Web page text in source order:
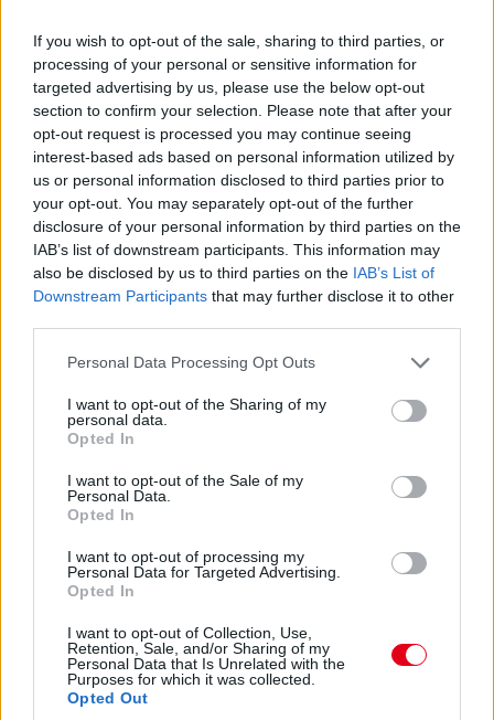
If you wish to opt-out of the sale, sharing to third parties, or
processing of your personal or sensitive information for
targeted advertising by us, please use the below opt-out
section to confirm your selection. Please note that after your
opt-out request is processed you may continue seeing
interest-based ads based on personal information utilized by
us or personal information disclosed to third parties prior to
your opt-out. You may separately opt-out of the further
disclosure of your personal information by third parties on the
IAB’s list of downstream participants. This information may
also be disclosed by us to third parties on the IAB’s List of
Downstream Participants that may further disclose it to other
Please note that this website/app uses one or more Google
not limited to your visit or usage behaviour. You may click to
grant or deny consent to Google and its third-party tags to
use your data for below specified purposes in below Google
consent section.
Personal Data Processing Opt Outs
I want to opt-out of the Sharing of my
personal data.
Opted In
I want to opt-out of the Sale of my
Personal Data.
Opted In
I want to opt-out of processing my
Personal Data for Targeted Advertising.
Opted In
I want to opt-out of Collection, Use,
Retention, Sale, and/or Sharing of my
Personal Data that Is Unrelated with the
Purposes for which it was collected.
Opted Out
költségeket meg kell osztani a 2027-es autó munkálatai között
„Nem tudom, a többiekkel mi a helyzet, de az biztos, hogy egy
ponton döntést kell hoznunk, hogyan egyensúlyozunk az idei és
a jövő év között. Arra számítok, hogy ez hamarabb meg fog
történni, mint tavaly. Szóval főleg a szabályzat fényében
dönteni fogunk” – idézi Mekiest a Crash.net. „Ami minket illet,
rengeteg fejlesztést hoztunk mostanáig, hogy próbáljuk
korrigálni azt a hatalmas hátrányt, amivel eleinte rendelkeztünk.
Valószínűleg nehéz elképzelni, hogy ebben a ritmusban fogjuk
folytatni, mindenesetre meglátjuk, mi a legjobb módja annak,
hogy ledolgozzuk ezt az utolsó három tizedmásodpercet.”
Balogh Tamás